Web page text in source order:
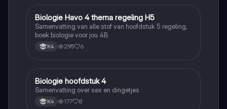
Biologie
Biologie Havo 4 thema regeling H5
Samenvatting van alle stof van hoofdstuk 5 regeling,
boek biologie voor jou 4B
K4 295 6
Biologie
Biologie hoofdstuk 4
Samenvatting over sex en dingetjes
K4 177 8